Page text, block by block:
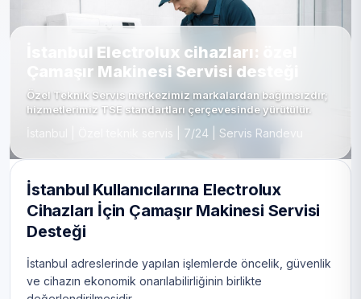
İstanbul Electrolux cihazları: özel
Çamaşır Makinesi Servisi desteği
Özel Teknik Servis merkezimiz markalardan bağımsızdır;
hizmetlerimiz TSE standartları çerçevesinde yürütülür.
İstanbul | Özel teknik servis | 7/24 | Servis Randevu
İstanbul Kullanıcılarına Electrolux
Cihazları İçin Çamaşır Makinesi Servisi
Desteği
İstanbul adreslerinde yapılan işlemlerde öncelik, güvenlik
ve cihazın ekonomik onarılabilirliğinin birlikte